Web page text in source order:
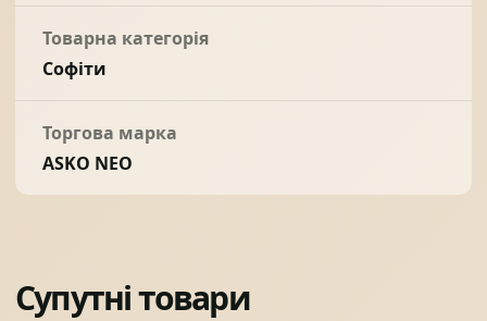
Товарна категорія
Софіти
Торгова марка
ASKO NEO
Супутні товари